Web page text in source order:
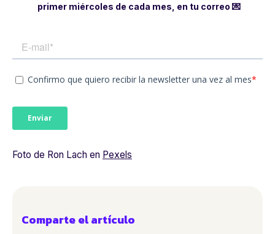
primer miércoles de cada mes, en tu correo 💌
Foto de Ron Lach en Pexels
Comparte el artículo